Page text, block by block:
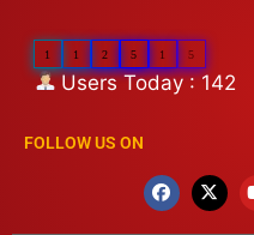
1 1 2 5 1 5
Users Today : 142
FOLLOW US ON